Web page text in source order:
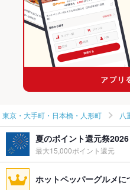
東京・大手町・日本橋・人形町 ×
日本橋駅 × 和食
日本橋駅 × 鍋
東京 × 和食
東京 × 鍋
東京・大手町・日本橋・人形町
八重洲のグルメランキング
八重洲の居酒屋ランキング
八重洲の海鮮ランキング
東京・大手町・日本橋・人形町 八
夏のポイント還元祭2026
最大15,000ポイント還元
ホットペッパーグルメに